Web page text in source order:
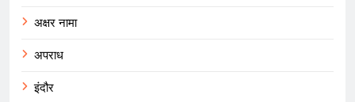
अक्षर नामा
अपराध
इंदौर